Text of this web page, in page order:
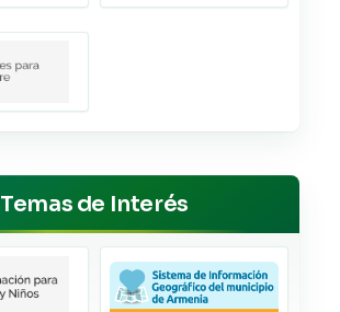
Temas de Interés